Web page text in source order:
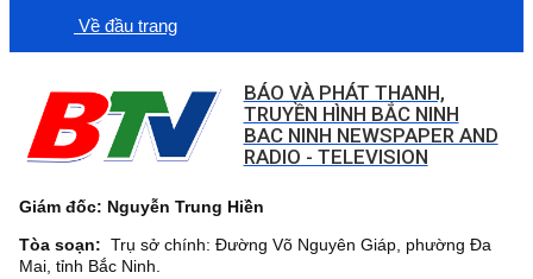
Về đầu trang
BÁO VÀ PHÁT THANH,
TRUYỀN HÌNH BẮC NINH
BAC NINH NEWSPAPER AND
RADIO - TELEVISION
Giám đốc: Nguyễn Trung Hiền
Tòa soạn: Trụ sở chính: Đường Võ Nguyên Giáp, phường Đa
Mai, tỉnh Bắc Ninh.